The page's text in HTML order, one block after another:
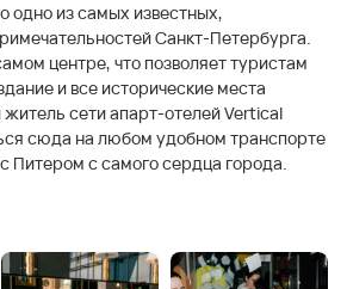
одно из самых известных,
Санкт-Петербурга.
центре, что позволяет туристам
и все исторические места
сети апарт-отелей Vertical
сюда на любом удобном транспорте
Питером с самого сердца города.